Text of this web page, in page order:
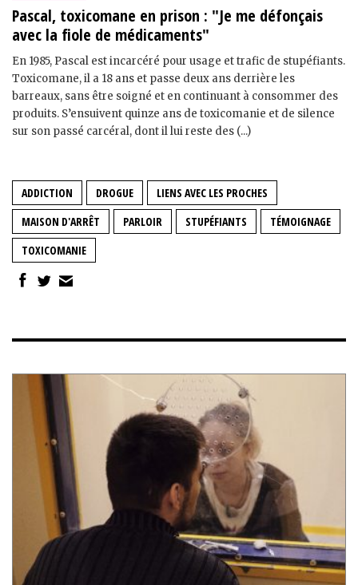
Pascal, toxicomane en prison : "Je me défonçais
avec la fiole de médicaments"
En 1985, Pascal est incarcéré pour usage et trafic de stupéfiants.
Toxicomane, il a 18 ans et passe deux ans derrière les
barreaux, sans être soigné et en continuant à consommer des
produits. S’ensuivent quinze ans de toxicomanie et de silence
sur son passé carcéral, dont il lui reste des (...)
ADDICTION DROGUE
LIENS AVEC LES PROCHES
MAISON D'ARRÊT
PARLOIR STUPÉFIANTS
TÉMOIGNAGE
TOXICOMANIE